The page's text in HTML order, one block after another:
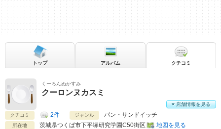
くーろんぬかすみ
クーロンヌカスミ
クチコミ 2件 ジャンル パン・サンドイッチ
所在地 茨城県つくば市下平塚研究学園C50街区 地図を見る
店舗情報を見る
トップ アルバム クチコミ